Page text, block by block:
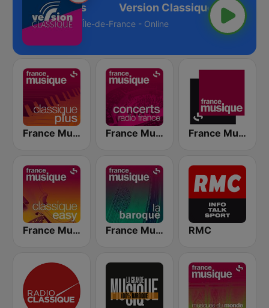
Autoroutes
Île-de-France - Online
France Musique Classique Plus France Musique Concerts de Radio France France Musique
France Musique Classique Easy France Musique La Baroque RMC